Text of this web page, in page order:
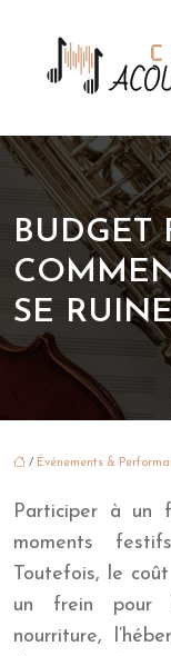
BUDGET
SE
/ Événements &
Participer à un
moments
Toutefois, le
un frein pour
nourriture,